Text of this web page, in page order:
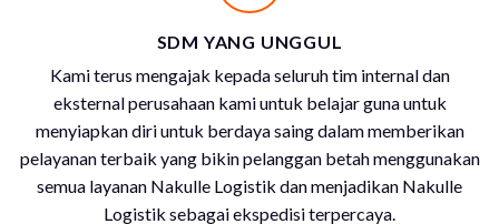
SDM YANG UNGGUL
Kami terus mengajak kepada seluruh tim internal dan
eksternal perusahaan kami untuk belajar guna untuk
menyiapkan diri untuk berdaya saing dalam memberikan
pelayanan terbaik yang bikin pelanggan betah menggunakan
semua layanan Nakulle Logistik dan menjadikan Nakulle
Logistik sebagai ekspedisi terpercaya.